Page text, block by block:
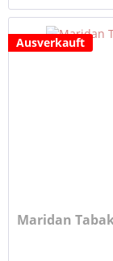
Ausverkauft
Maridan